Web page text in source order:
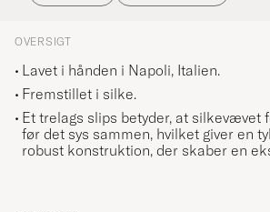
OVERSIGT
Lavet i hånden i Napoli, Italien.
Fremstillet i silke.
Et trelags slips betyder, at silkevævet
før det sys sammen, hvilket giver en
robust konstruktion, der skaber en